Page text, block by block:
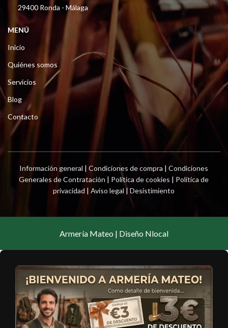
29400 Ronda - Málaga
MENÚ
Inicio
Quiénes somos
Servicios
Blog
Contacto
Información general |Condiciones de compra |Condiciones
Generales de Contratación | Política de cookies | Política de
privacidad |Aviso legal |Desistimiento
Armería Mateo | Diseño Nlocal